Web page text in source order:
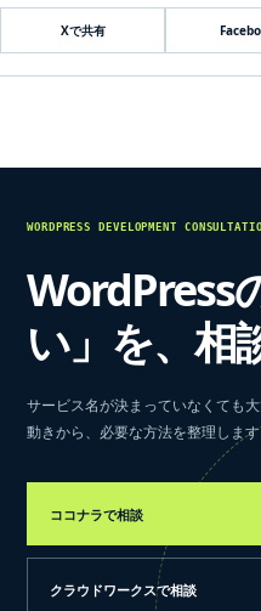
Xで共有
WORDPRESS DEVELOPMENT
WordPress
い」を、相
サービス名が決まっていなくても
動きから、必要な方法を整理します
ココナラで相談
クラウドワークスで相談